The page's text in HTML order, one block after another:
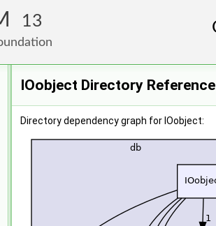
13
IOobject Directory Reference
Directory dependency graph for IOobject: